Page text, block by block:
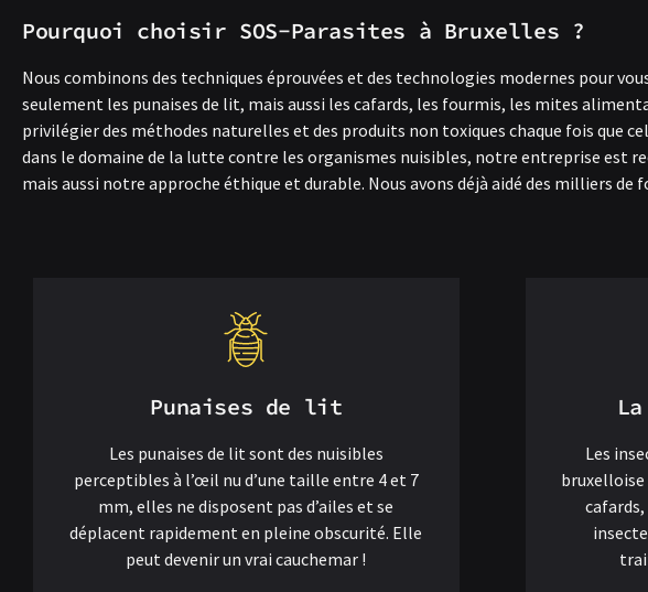
Pourquoi choisir SOS-Parasites à Bruxelles ?
Nous combinons des techniques éprouvées et des technologies modernes pour
seulement les punaises de lit, mais aussi les cafards, les fourmis, les mites
privilégier des méthodes naturelles et des produits non toxiques chaque fois que
dans le domaine de la lutte contre les organismes nuisibles, notre entreprise est
mais aussi notre approche éthique et durable. Nous avons déjà aidé des milliers
Punaises de lit
Les punaises de lit sont des nuisibles
perceptibles à l’œil nu d’une taille entre 4 et 7
mm, elles ne disposent pas d’ailes et se
déplacent rapidement en pleine obscurité. Elle
peut devenir un vrai cauchemar !
Les
cafards,